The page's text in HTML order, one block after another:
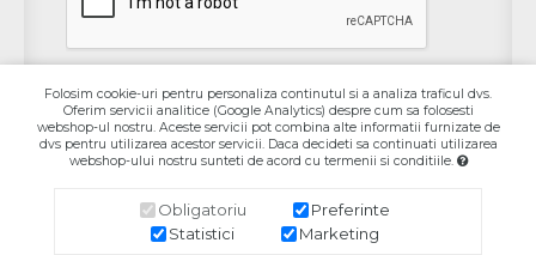
Contact
Contul Meu
Folosim cookie-uri pentru personaliza continutul si a analiza traficul dvs.
Oferim servicii analitice (Google Analytics) despre cum sa folosesti
webshop-ul nostru. Aceste servicii pot combina alte informatii furnizate de
dvs pentru utilizarea acestor servicii. Daca decideti sa continuati utilizarea
webshop-ului nostru sunteti de acord cu termenii si conditiile.
Obligatoriu
Preferinte
Statistici
Marketing